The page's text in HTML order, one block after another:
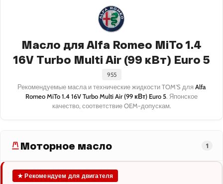
Масло для Alfa Romeo MiTo 1.4
16V Turbo Multi Air (99 кВт) Euro 5
955
Рекомендуемые масла и технические жидкости TOM'S для Alfa
Romeo MiTo 1.4 16V Turbo Multi Air (99 кВт) Euro 5. Японское
качество, соответствие OEM-допускам.
Моторное масло 1
★ Рекомендуем для двигателя